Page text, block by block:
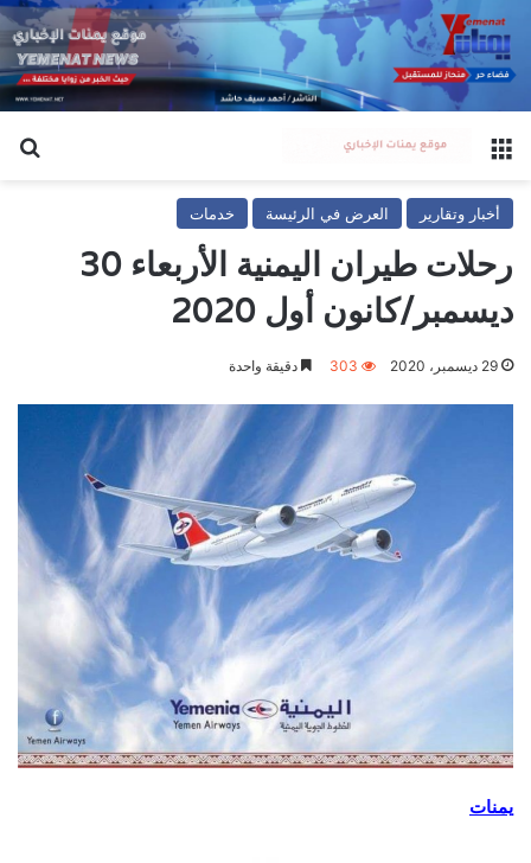
القائمة
أخبار وتقارير العرض في الرئيسة خدمات
رحلات طيران اليمنية الأربعاء 30
ديسمبر/كانون أول 2020
29 ديسمبر، 2020 303 دقيقة واحدة
يمنات